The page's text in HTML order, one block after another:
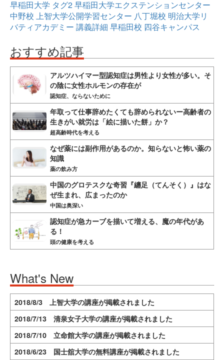
早稲田大学 タグ2早稲田大学エクステンションセンター
中野校 上智大学公開学習センター 八丁堀校 明治大学リ
バティアカデミー 講義詳細 早稲田校 四谷キャンパス
おすすめ記事
アルツハイマー型認知症は男性より女性が多い。そ
の陰に女性ホルモンの存在が
認知症、ならないために
年取って仕事辞めたくても辞められないー高齢者の
生きがい就労は「絵に描いた餅」か？
超高齢時代を考える
なぜ薬には副作用があるのか。知らないと怖い薬の
知識
薬の飲み方
中国のグロテスクな奇習『纏足（てんそく）』はな
ぜ生まれ、広まったのか
中国は奥深い
認知症が急カーブを描いて増える、魔の年代があ
る！
頭の健康を考える
What's New
2018/8/3 上智大学の講座が掲載されました
2018/7/13 清泉女子大学の講座が掲載されました
2018/7/10 立命館大学の講座が掲載されました
2018/6/23 国士舘大学の無料講座が掲載されました